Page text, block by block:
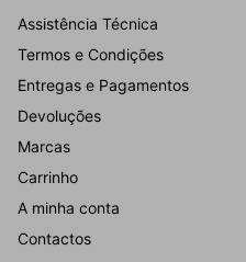
Assistência Técnica
Termos e Condições
Entregas e Pagamentos
Devoluções
Marcas
Carrinho
A minha conta
Contactos